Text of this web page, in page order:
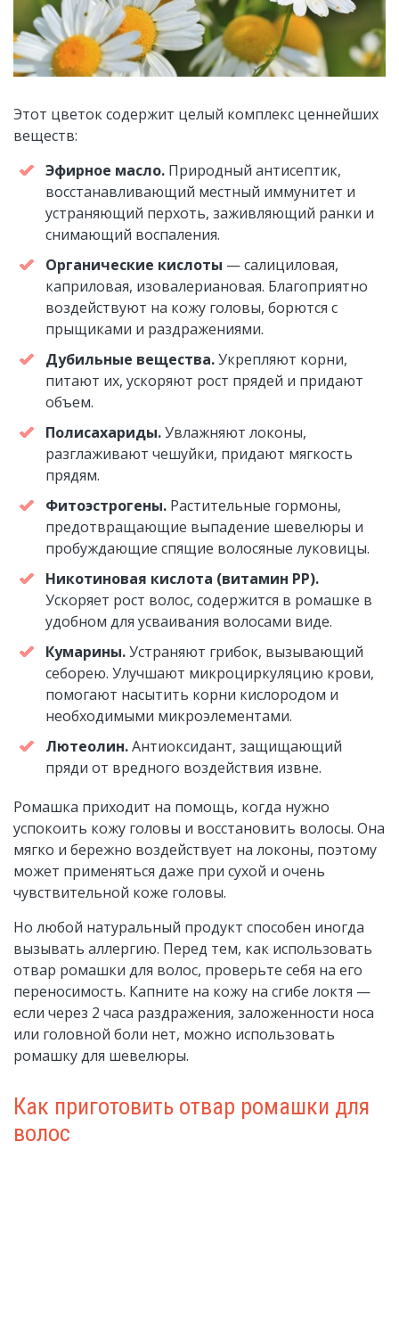
Этот цветок содержит целый комплекс ценнейших
веществ:
Эфирное масло. Природный антисептик,
восстанавливающий местный иммунитет и
устраняющий перхоть, заживляющий ранки и
снимающий воспаления.
Органические кислоты — салициловая,
каприловая, изовалериановая. Благоприятно
воздействуют на кожу головы, борются с
прыщиками и раздражениями.
Дубильные вещества.Укрепляют корни,
питают их, ускоряют рост прядей и придают
объем.
Полисахариды.Увлажняют локоны,
разглаживают чешуйки, придают мягкость
прядям.
Фитоэстрогены. Растительные гормоны,
предотвращающие выпадение шевелюры и
пробуждающие спящие волосяные луковицы.
Никотиновая кислота (витамин РР).
Ускоряет рост волос, содержится в ромашке в
удобном для усваивания волосами виде.
Кумарины.Устраняют грибок, вызывающий
себорею. Улучшают микроциркуляцию крови,
помогают насытить корни кислородом и
необходимыми микроэлементами.
Лютеолин.Антиоксидант, защищающий
пряди от вредного воздействия извне.
Ромашка приходит на помощь, когда нужно
успокоить кожу головы и восстановить волосы. Она
мягко и бережно воздействует на локоны, поэтому
может применяться даже при сухой и очень
чувствительной коже головы.
Но любой натуральный продукт способен иногда
вызывать аллергию. Перед тем, как использовать
отвар ромашки для волос, проверьте себя на его
переносимость. Капните на кожу на сгибе локтя —
если через 2 часа раздражения, заложенности носа
или головной боли нет, можно использовать
ромашку для шевелюры.
Как приготовить отвар ромашки для
волос